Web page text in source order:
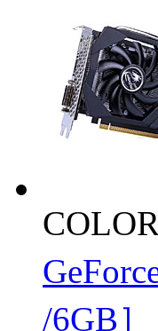
/6GB］